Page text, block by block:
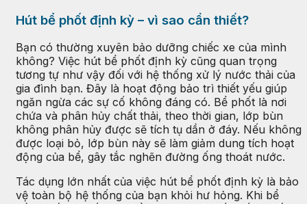
Hút bể phốt định kỳ – vì sao cần thiết?
Bạn có thường xuyên bảo dưỡng chiếc xe của mình
không? Việc hút bể phốt định kỳ cũng quan trọng
tương tự như vậy đối với hệ thống xử lý nước thải của
gia đình bạn. Đây là hoạt động bảo trì thiết yếu giúp
ngăn ngừa các sự cố không đáng có. Bể phốt là nơi
chứa và phân hủy chất thải, theo thời gian, lớp bùn
không phân hủy được sẽ tích tụ dần ở đáy. Nếu không
được loại bỏ, lớp bùn này sẽ làm giảm dung tích hoạt
động của bể, gây tắc nghẽn đường ống thoát nước.
Tác dụng lớn nhất của việc hút bể phốt định kỳ là bảo
vệ toàn bộ hệ thống của bạn khỏi hư hỏng. Khi bể